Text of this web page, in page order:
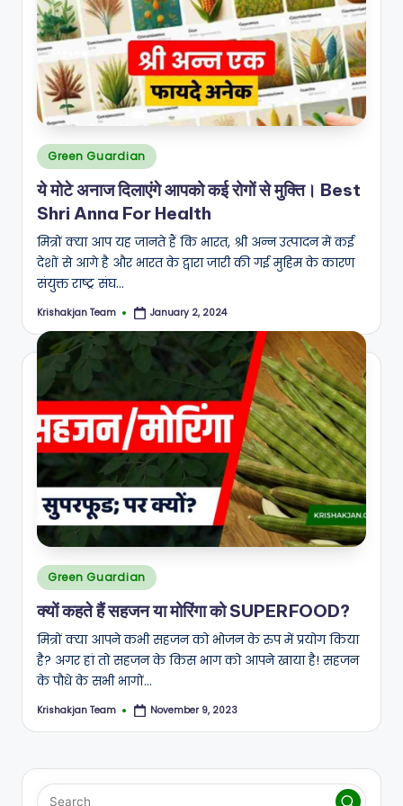
A
N
Posted
in
Green Guardian
ये मोटे अनाज दिलाएंगे आपको कई रोगों से मुक्ति। Best
Shri Anna For Health
मित्रों क्या आप यह जानते हैं कि भारत, श्री अन्न उत्पादन में कई
देशों से आगे है और भारत के द्वारा जारी की गई मुहिम के कारण
संयुक्त राष्ट्र संघ…
Posted
Krishakjan Team January 2, 2024
Posted
in
Green Guardian
क्यों कहते हैं सहजन या मोरिंगा को SUPERFOOD?
मित्रों क्या आपने कभी सहजन को भोजन के रुप में प्रयोग किया
है? अगर हां तो सहजन के किस भाग को आपने खाया है! सहजन
के पौधे के सभी भागों…
Posted
Krishakjan Team November 9, 2023